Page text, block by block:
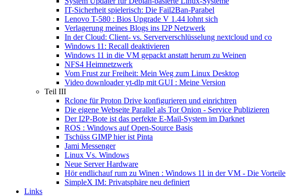
IT-Sicherheit spielerisch: Die Fail2Ban-Parabel
Lenovo T-580 : Bios Upgrade V 1.44 lohnt sich
Verlagerung meines Blogs ins I2P Netzwerk
In der Cloud: Client- vs. Serververschlüsselung nextcloud und co
Windows 11: Recall deaktivieren
Windows 11 in die VM gepackt anstatt herum zu Weinen
NFS4 Heimnetzwerk
Vom Frust zur Freiheit: Mein Weg zum Linux Desktop
Video downloader yt-dlp mit GUI : Meine Version
Teil III
Rclone für Proton Drive konfigurieren und einrichtren
Die eigene Webseite Parallel als Tor Onion - Service Publizieren
Der I2P-Bote ist das perfekte E-Mail-System im Darknet
ROS : Windows auf Open-Source Basis
Tschüss GIMP hier ist Pinta
Jami Messenger
Linux Vs. Windows
Neue Server Hardware
Hör endlichauf rum zu Winen : Windows 11 in der VM - Die Vorteile
SimpleX IM: Privatsphäre neu definiert
Links